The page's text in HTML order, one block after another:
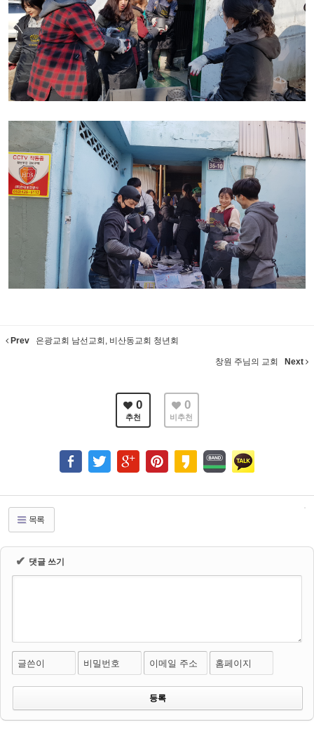
Prev 은광교회 남선교회, 비산동교회 청년회
창원 주님의 교회 Next
0
추천
0
비추천
목록
✔ 댓글 쓰기
글쓴이 비밀번호 이메일 주소 홈페이지